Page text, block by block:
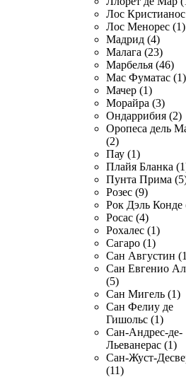
Лос
Лос Менорес (1)
Мадрид (4)
Малага (23)
Марбелья (46)
Мас Фуматас (1)
Мачер (1)
Морайра (3)
Ондаррибия (2)
Оропеса дель
(2)
Пау (1)
Плайя Бланка
Пунта Прима
Розес (9)
Рок Дэль Конде
Росас (4)
Рохалес (1)
Сагаро (1)
Сан Августин
Сан Евгенио
(5)
Сан Мигель (1)
Сан Фелиу де
Гишольс (1)
Сан-Андрес-де-
Льеванерас (1)
Сан-Жуст-
(11)